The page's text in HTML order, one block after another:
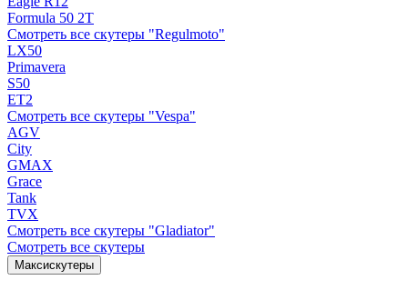
Formula 50 2Т
Смотреть все скутеры "Regulmoto"
LX50
Primavera
S50
ET2
Смотреть все скутеры "Vespa"
AGV
City
GMAX
Grace
Tank
TVX
Смотреть все скутеры "Gladiator"
Смотреть все скутеры
Максискутеры